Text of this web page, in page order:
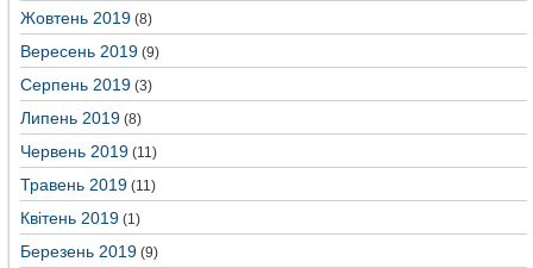
Жовтень 2019 (8)
Вересень 2019 (9)
Серпень 2019 (3)
Липень 2019 (8)
Червень 2019 (11)
Травень 2019 (11)
Квітень 2019 (1)
Березень 2019 (9)